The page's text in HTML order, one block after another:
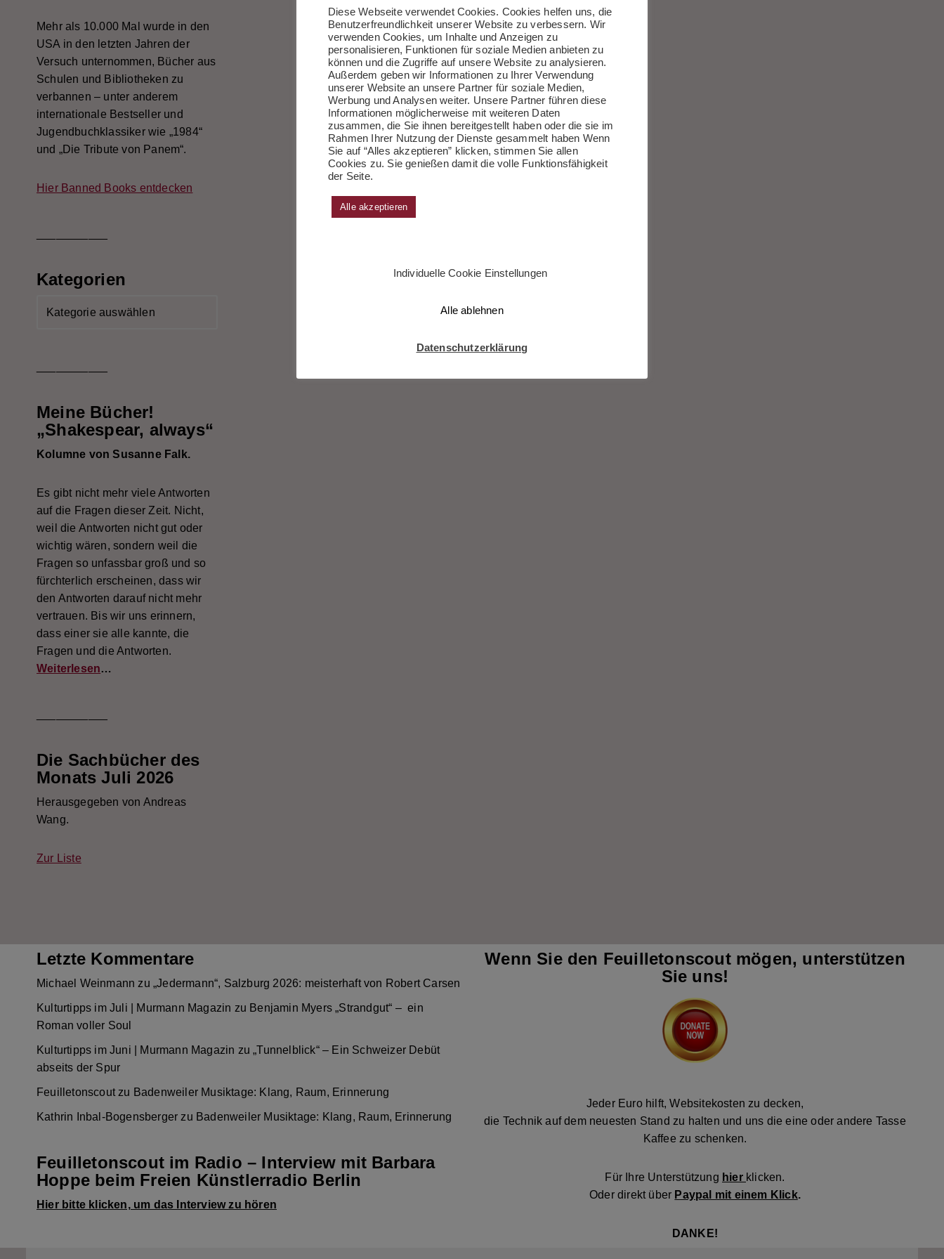
Mehr als 10.000 Mal wurde in den
USA in den letzten Jahren der
Versuch unternommen, Bücher aus
Schulen und Bibliotheken zu
verbannen – unter anderem
internationale Bestseller und
Jugendbuchklassiker wie „1984“
und „Die Tribute von Panem“.
Hier Banned Books entdecken
Kategorien
Meine Bücher!
„Shakespear, always“
Kolumne von Susanne Falk.
Es gibt nicht mehr viele Antworten
auf die Fragen dieser Zeit. Nicht,
weil die Antworten nicht gut oder
wichtig wären, sondern weil die
Fragen so unfassbar groß und so
fürchterlich erscheinen, dass wir
den Antworten darauf nicht mehr
vertrauen. Bis wir uns erinnern,
dass einer sie alle kannte, die
Fragen und die Antworten.
Weiterlesen…
Die Sachbücher des
Monats Juli 2026
Herausgegeben von Andreas
Wang.
Zur Liste
Letzte Kommentare
Michael Weinmann zu„Jedermann“, Salzburg 2026: meisterhaft von Robert Carsen
Kulturtipps im Juli | Murmann Magazin zu Benjamin Myers „Strandgut“ – ein
Roman voller Soul
Kulturtipps im Juni | Murmann Magazin zu„Tunnelblick“ – Ein Schweizer Debüt
abseits der Spur
Feuilletonscoutzu Badenweiler Musiktage: Klang, Raum, Erinnerung
Kathrin Inbal-Bogensberger zu Badenweiler Musiktage: Klang, Raum, Erinnerung
Feuilletonscout im Radio – Interview mit Barbara
Hoppe beim Freien Künstlerradio Berlin
Hier bitte klicken, um das Interview zu hören
Wenn Sie den Feuilletonscout mögen, unterstützen
Sie uns!
Jeder Euro hilft, Websitekosten zu decken,
die Technik auf dem neuesten Stand zu halten und uns die eine oder andere Tasse
Kaffee zu schenken.
Für Ihre Unterstützung hier klicken.
Oder direkt über Paypal mit einem Klick.
DANKE!
Diese Webseite verwendet Cookies. Cookies helfen uns, die
Benutzerfreundlichkeit unserer Website zu verbessern. Wir
verwenden Cookies, um Inhalte und Anzeigen zu
personalisieren, Funktionen für soziale Medien anbieten zu
können und die Zugriffe auf unsere Website zu analysieren.
Außerdem geben wir Informationen zu Ihrer Verwendung
unserer Website an unsere Partner für soziale Medien,
Werbung und Analysen weiter. Unsere Partner führen diese
Informationen möglicherweise mit weiteren Daten
zusammen, die Sie ihnen bereitgestellt haben oder die sie im
Rahmen Ihrer Nutzung der Dienste gesammelt haben Wenn
Sie auf “Alles akzeptieren” klicken, stimmen Sie allen
Cookies zu. Sie genießen damit die volle Funktionsfähigkeit
der Seite.
Alle akzeptieren
Individuelle Cookie Einstellungen
Alle ablehnen
Datenschutzerklärung